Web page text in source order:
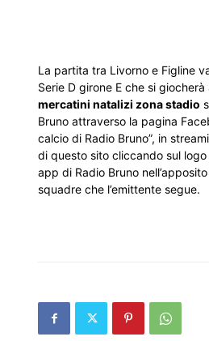
La partita tra Livorno e Figline
Serie D girone E che si giocherà
mercatini natalizi zona stadio
Bruno attraverso la pagina
calcio di Radio Bruno”, in
di questo sito cliccando sul
app di Radio Bruno
squadre che l’emittente segue.